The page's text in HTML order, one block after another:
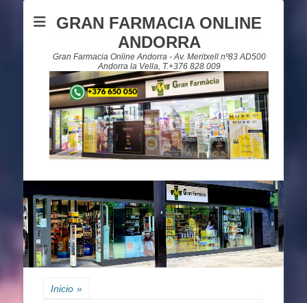
GRAN FARMACIA ONLINE
ANDORRA
Gran Farmacia Online Andorra - Av. Meritxell nº83 AD500
Andorra la Vella, T.+376 828 009
Inicio »